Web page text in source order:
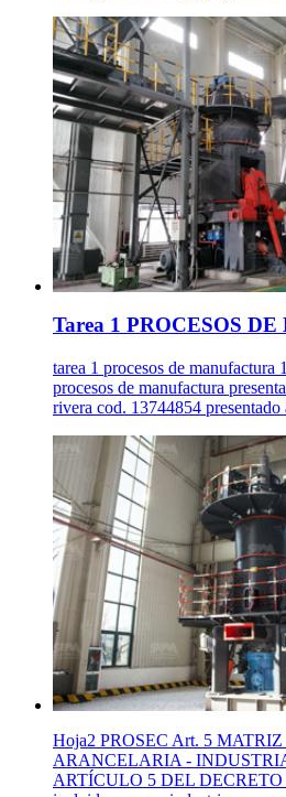
Tarea 1 PROCESOS
tarea 1 procesos de manufactura
procesos de manufactura
rivera cod. 13744854 presentado
Hoja2 PROSEC Art. 5
ARANCELARIA -
ARTÍCULO 5 DEL DECRETO